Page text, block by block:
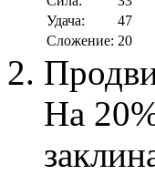
Удача:
47
Сложение: 20
На